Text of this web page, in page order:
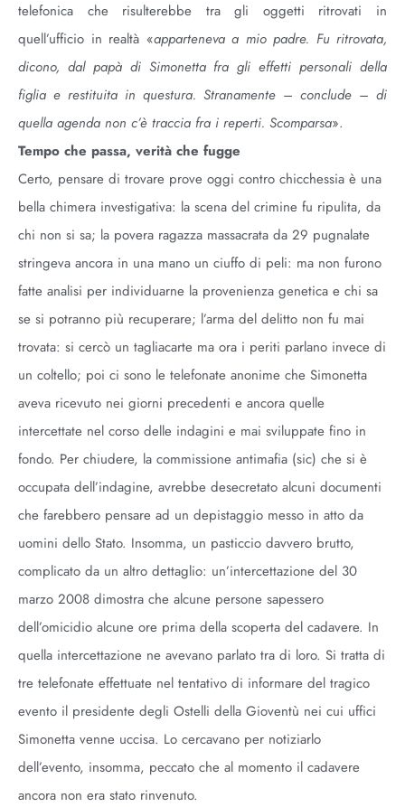
telefonica che risulterebbe tra gli oggetti ritrovati in
quell’ufficio in realtà «apparteneva a mio padre. Fu ritrovata,
dicono, dal papà di Simonetta fra gli effetti personali della
figlia e restituita in questura. Stranamente – conclude – di
quella agenda non c’è traccia fra i reperti. Scomparsa».
Tempo che passa, verità che fugge
Certo, pensare di trovare prove oggi contro chicchessia è una
bella chimera investigativa: la scena del crimine fu ripulita, da
chi non si sa; la povera ragazza massacrata da 29 pugnalate
stringeva ancora in una mano un ciuffo di peli: ma non furono
fatte analisi per individuarne la provenienza genetica e chi sa
se si potranno più recuperare; l’arma del delitto non fu mai
trovata: si cercò un tagliacarte ma ora i periti parlano invece di
un coltello; poi ci sono le telefonate anonime che Simonetta
aveva ricevuto nei giorni precedenti e ancora quelle
intercettate nel corso delle indagini e mai sviluppate fino in
fondo. Per chiudere, la commissione antimafia (sic) che si è
occupata dell’indagine, avrebbe desecretato alcuni documenti
che farebbero pensare ad un depistaggio messo in atto da
uomini dello Stato. Insomma, un pasticcio davvero brutto,
complicato da un altro dettaglio: un’intercettazione del 30
marzo 2008 dimostra che alcune persone sapessero
dell’omicidio alcune ore prima della scoperta del cadavere. In
quella intercettazione ne avevano parlato tra di loro. Si tratta di
tre telefonate effettuate nel tentativo di informare del tragico
evento il presidente degli Ostelli della Gioventù nei cui uffici
Simonetta venne uccisa. Lo cercavano per notiziarlo
dell’evento, insomma, peccato che al momento il cadavere
ancora non era stato rinvenuto.